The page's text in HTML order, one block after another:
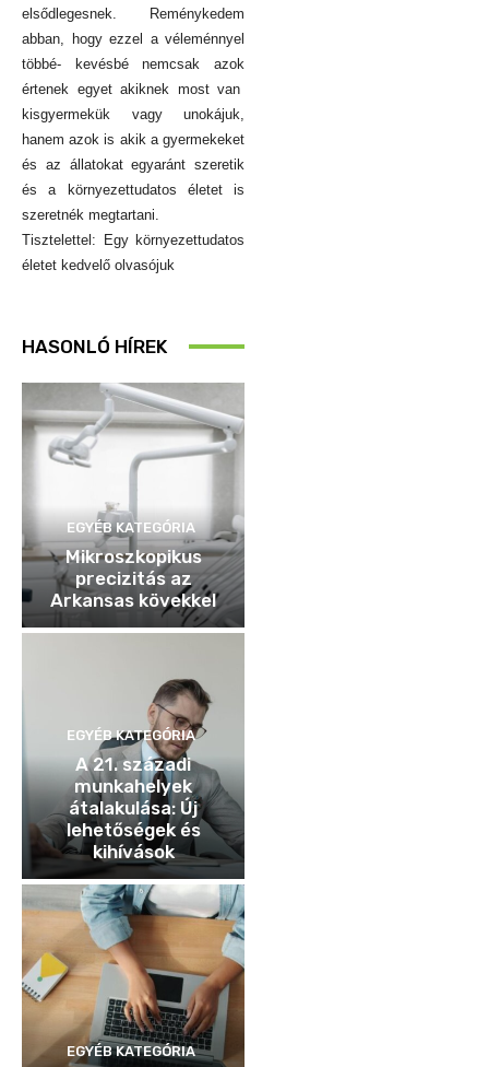
elsődlegesnek. Reménykedem
abban, hogy ezzel a véleménnyel
többé- kevésbé nemcsak azok
értenek egyet akiknek most van
kisgyermekük vagy unokájuk,
hanem azok is akik a gyermekeket
és az állatokat egyaránt szeretik
és a környezettudatos életet is
szeretnék megtartani.
Tisztelettel: Egy környezettudatos
életet kedvelő olvasójuk
HASONLÓ HÍREK
EGYÉB KATEGÓRIA
Mikroszkopikus
precizitás az
Arkansas kövekkel
EGYÉB KATEGÓRIA
A 21. századi
munkahelyek
átalakulása: Új
lehetőségek és
kihívások
EGYÉB KATEGÓRIA